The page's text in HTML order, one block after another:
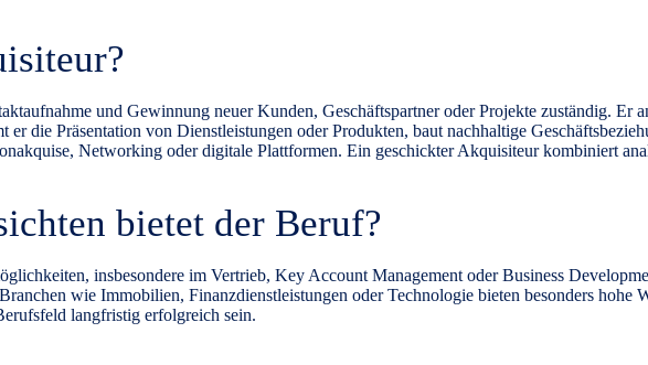
und Gewinnung neuer Kunden, Geschäftspartner oder Projekte zuständig. Er
die Präsentation von Dienstleistungen oder Produkten, baut nachhaltige
Networking oder digitale Plattformen. Ein geschickter Akquisiteur kombiniert
bietet der Beruf?
insbesondere im Vertrieb, Key Account Management oder Business
wie Immobilien, Finanzdienstleistungen oder Technologie bieten besonders hohe
langfristig erfolgreich sein.